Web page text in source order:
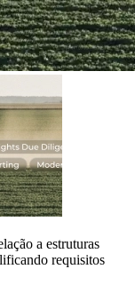
a estruturas
requisitos